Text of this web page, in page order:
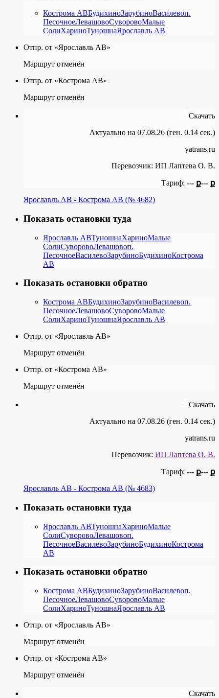
Кострома АВБудихиноЗарубиноВасилевоп.
ПесочноеЛевашовоСуворовоМалые
СолиХариноТуношнаЯрославль АВ
Отпр. от «Ярославль АВ»
Маршрут отменён
Отпр. от «Кострома АВ»
Маршрут отменён
Скачать
Актуально на 07.08.26 (ген. 0.14 сек.)
yatrans.ru
Перевозчик: ИП Лаптева О. В.
Тариф: --- ք--- ք
Ярославль АВ - Кострома АВ (№ 4682)
Показать остановки туда
Ярославль АВТуношнаХариноМалые
СолиСуворовоЛевашовоп.
ПесочноеВасилевоЗарубиноБудихиноКострома
АВ
Показать остановки обратно
Кострома АВБудихиноЗарубиноВасилевоп.
ПесочноеЛевашовоСуворовоМалые
СолиХариноТуношнаЯрославль АВ
Отпр. от «Ярославль АВ»
Маршрут отменён
Отпр. от «Кострома АВ»
Маршрут отменён
Скачать
Актуально на 07.08.26 (ген. 0.14 сек.)
yatrans.ru
Перевозчик: ИП Лаптева О. В.
Тариф: --- ք--- ք
Ярославль АВ - Кострома АВ (№ 4683)
Показать остановки туда
Ярославль АВТуношнаХариноМалые
СолиСуворовоЛевашовоп.
ПесочноеВасилевоЗарубиноБудихиноКострома
АВ
Показать остановки обратно
Кострома АВБудихиноЗарубиноВасилевоп.
ПесочноеЛевашовоСуворовоМалые
СолиХариноТуношнаЯрославль АВ
Отпр. от «Ярославль АВ»
Маршрут отменён
Отпр. от «Кострома АВ»
Маршрут отменён
Скачать